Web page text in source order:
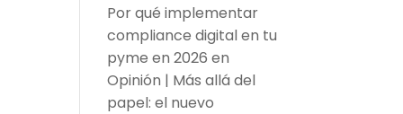
Por qué implementar
compliance digital en tu
pyme en 2026 en
Opinión | Más allá del
papel: el nuevo